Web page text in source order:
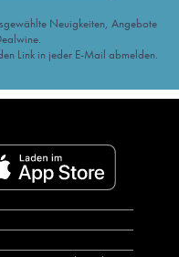
Neuigkeiten, Angebote
Link in jeder E-Mail abmelden.